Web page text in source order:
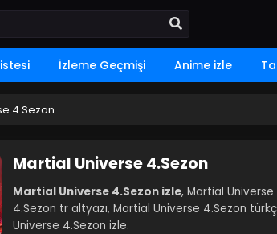
İzleme Geçmişi Anime izle
4.Sezon
Martial Universe 4.Sezon
Martial Universe 4.Sezon izle, Martial Universe
4.Sezon tr altyazı, Martial Universe 4.Sezon
Universe 4.Sezon izle.